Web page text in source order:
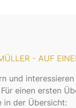
- AUF
und
einen ersten
in der Übersicht: